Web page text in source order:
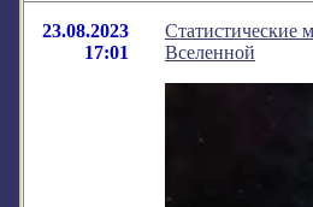
23.08.2023
17:01
Статистические
Вселенной